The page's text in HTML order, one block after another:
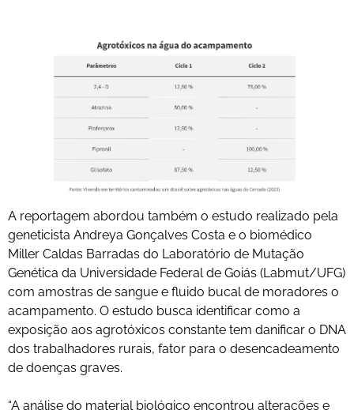
A reportagem abordou também o estudo realizado pela
geneticista Andreya Gonçalves Costa e o biomédico
Miller Caldas Barradas do Laboratório de Mutação
Genética da Universidade Federal de Goiás (Labmut/UFG)
com amostras de sangue e fluido bucal de moradores o
acampamento. O estudo busca identificar como a
exposição aos agrotóxicos constante tem danificar o DNA
dos trabalhadores rurais, fator para o desencadeamento
de doenças graves.
“A análise do material biológico encontrou alterações e